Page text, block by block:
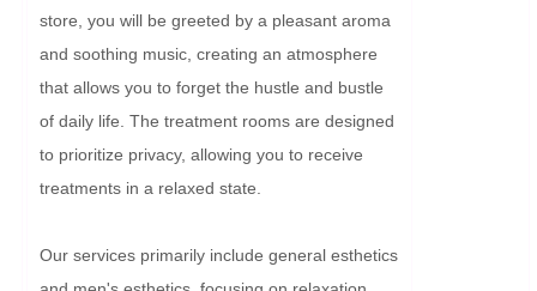
store, you will be greeted by a pleasant aroma
and soothing music, creating an atmosphere
that allows you to forget the hustle and bustle
of daily life. The treatment rooms are designed
to prioritize privacy, allowing you to receive
treatments in a relaxed state.
Our services primarily include general esthetics